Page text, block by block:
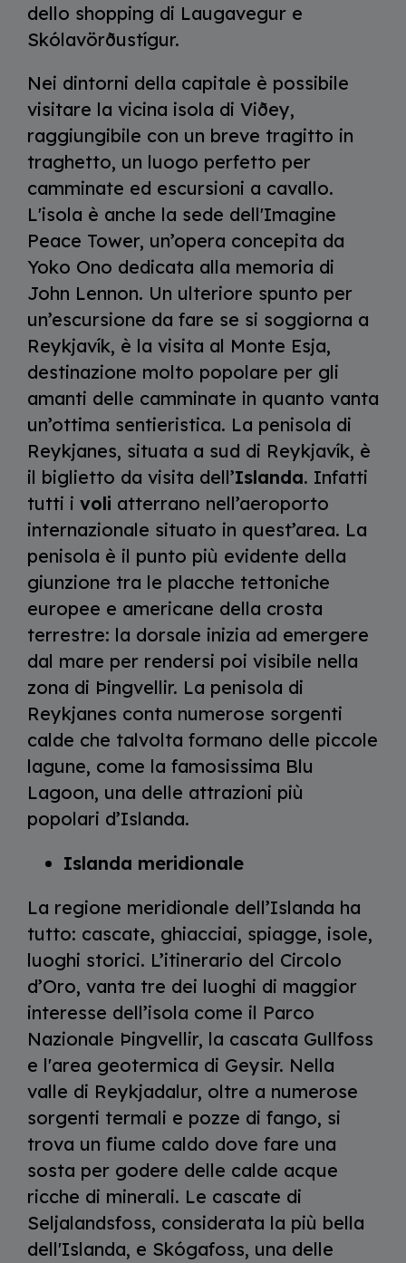
dello shopping di Laugavegur e
Skólavörðustígur.
Nei dintorni della capitale è possibile
visitare la vicina isola di Viðey,
raggiungibile con un breve tragitto in
traghetto, un luogo perfetto per
camminate ed escursioni a cavallo.
L'isola è anche la sede dell'Imagine
Peace Tower, un’opera concepita da
Yoko Ono dedicata alla memoria di
John Lennon. Un ulteriore spunto per
un’escursione da fare se si soggiorna a
Reykjavík, è la visita al Monte Esja,
destinazione molto popolare per gli
amanti delle camminate in quanto vanta
un’ottima sentieristica. La penisola di
Reykjanes, situata a sud di Reykjavík, è
il biglietto da visita dell’Islanda. Infatti
tutti i voli atterrano nell’aeroporto
internazionale situato in quest’area. La
penisola è il punto più evidente della
giunzione tra le placche tettoniche
europee e americane della crosta
terrestre: la dorsale inizia ad emergere
dal mare per rendersi poi visibile nella
zona di Þingvellir. La penisola di
Reykjanes conta numerose sorgenti
calde che talvolta formano delle piccole
lagune, come la famosissima Blu
Lagoon, una delle attrazioni più
popolari d’Islanda.
Islanda meridionale
La regione meridionale dell’Islanda ha
tutto: cascate, ghiacciai, spiagge, isole,
luoghi storici. L’itinerario del Circolo
d’Oro, vanta tre dei luoghi di maggior
interesse dell’isola come il Parco
Nazionale Þingvellir, la cascata Gullfoss
e l'area geotermica di Geysir. Nella
valle di Reykjadalur, oltre a numerose
sorgenti termali e pozze di fango, si
trova un fiume caldo dove fare una
sosta per godere delle calde acque
ricche di minerali. Le cascate di
Seljalandsfoss, considerata la più bella
dell'Islanda, e Skógafoss, una delle